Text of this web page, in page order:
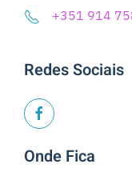
+351 914
Redes Sociais
Onde Fica